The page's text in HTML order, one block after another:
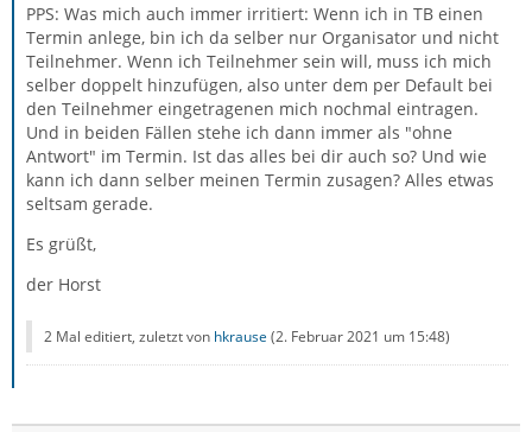
PPS: Was mich auch immer irritiert: Wenn ich in TB einen
Termin anlege, bin ich da selber nur Organisator und nicht
Teilnehmer. Wenn ich Teilnehmer sein will, muss ich mich
selber doppelt hinzufügen, also unter dem per Default bei
den Teilnehmer eingetragenen mich nochmal eintragen.
Und in beiden Fällen stehe ich dann immer als "ohne
Antwort" im Termin. Ist das alles bei dir auch so? Und wie
kann ich dann selber meinen Termin zusagen? Alles etwas
seltsam gerade.
Es grüßt,
der Horst
2 Mal editiert, zuletzt von hkrause (2. Februar 2021 um 15:48)